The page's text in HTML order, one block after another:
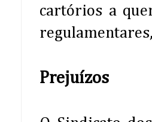
cartórios a
Prejuízos